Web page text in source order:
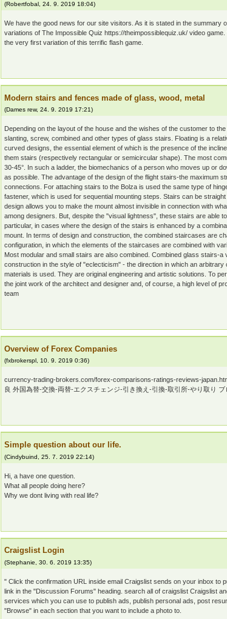
(Robertfobal, 24. 9. 2019 18:04)
We have the good news for our site visitors. As it is stated in the summary
variations of The Impossible Quiz https://theimpossiblequiz.uk/ video
the very first variation of this terrific flash game.
Modern stairs and fences made of glass, wood, metal
(Dames rew, 24. 9. 2019 17:21)
Depending on the layout of the house and the wishes of the customer to
slanting, screw, combined and other types of glass stairs. Floating is a
curved designs, the essential element of which is the presence of the
them stairs (respectively rectangular or semicircular shape). The most
30-45°. In such a ladder, the biomechanics of a person who moves up or
as possible. The advantage of the design of the flight stairs-the maximum
connections. For attaching stairs to the Bolza is used the same type of
fastener, which is used for sequential mounting steps. Stairs can be
design allows you to make the mount almost invisible in connection with
among designers. But, despite the "visual lightness", these stairs are able
particular, in cases where the design of the stairs is enhanced by a
mount. In terms of design and construction, the combined staircases are
configuration, in which the elements of the staircases are combined with
Most modular and small stairs are also combined. Combined glass stairs-a
construction in the style of "eclecticism" - the direction in which an arbitrary
materials is used. They are original engineering and artistic solutions. To
the joint work of the architect and designer and, of course, a high level of
team
Overview of Forex Companies
(fxbrokerspl , 10. 9. 2019 0:36)
currency-trading-brokers.com/forex-comparisons-ratings-reviews-
良 外国為替-交換-両替-エクスチェンジ-引き換え-引換-取引所-やり取り
Simple question about our life.
(Cindybuind 25. 7. 2019 22:14)
Hi, a have one question.
What all people doing here?
Why we dont living with real life?
Craigslist Login
(Stephanie 30. 6. 2019 13:35)
" Click the confirmation URL inside email Craigslist sends on your inbox to
link in the "Discussion Forums" heading. search all of craigslist Craigslist
services which you can use to publish ads, publish personal ads, post
"Browse" in each section that you want to include a photo to.